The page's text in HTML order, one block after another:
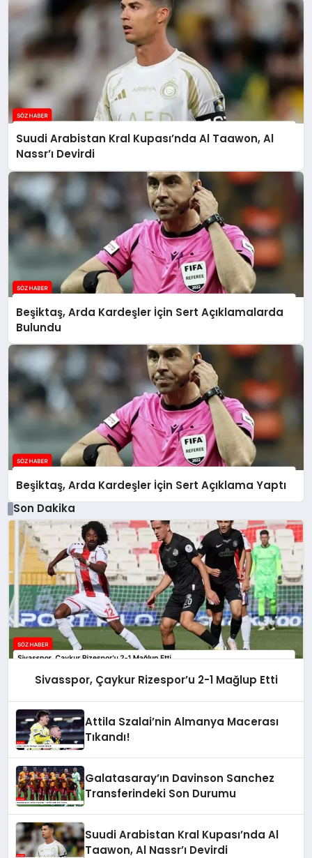
Suudi Arabistan Kral Kupası’nda Al Taawon, Al
Nassr’ı Devirdi
Beşiktaş, Arda Kardeşler İçin Sert Açıklamalarda
Bulundu
Beşiktaş, Arda Kardeşler İçin Sert Açıklama Yaptı
Son Dakika
Sivasspor, Çaykur Rizespor’u 2-1 Mağlup Etti
Attila Szalai’nin Almanya Macerası
Tıkandı!
Galatasaray’ın Davinson Sanchez
Transferindeki Son Durumu
Suudi Arabistan Kral Kupası’nda Al
Taawon, Al Nassr’ı Devirdi